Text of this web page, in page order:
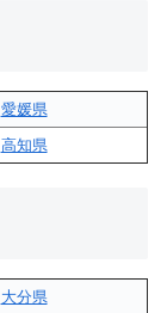
愛媛県
高知県
大分県